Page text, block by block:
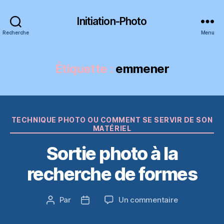
Recherche
Initiation-Photo
Menu
Étiquette : emmener
Catégories
TECHNIQUE PHOTO OU COMMENT SE SERVIR DE SON
MATÉRIEL
Sortie photo à la
recherche de formes
Auteur
Par
Date
Un commentairesur